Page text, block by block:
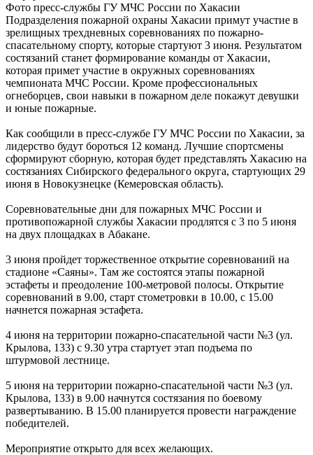
Фото пресс-службы ГУ МЧС России по Хакасии
Подразделения пожарной охраны Хакасии примут участие в
зрелищных трехдневных соревнованиях по пожарно-
спасательному спорту, которые стартуют 3 июня. Результатом
состязаний станет формирование команды от Хакасии,
которая примет участие в окружных соревнованиях
чемпионата МЧС России. Кроме профессиональных
огнеборцев, свои навыки в пожарном деле покажут девушки
и юные пожарные.
Как сообщили в пресс-службе ГУ МЧС России по Хакасии, за
лидерство будут бороться 12 команд. Лучшие спортсмены
сформируют сборную, которая будет представлять Хакасию на
состязаниях Сибирского федерального округа, стартующих 29
июня в Новокузнецке (Кемеровская область).
Соревновательные дни для пожарных МЧС России и
противопожарной службы Хакасии продлятся с 3 по 5 июня
на двух площадках в Абакане.
3 июня пройдет торжественное открытие соревнований на
стадионе «Саяны». Там же состоятся этапы пожарной
эстафеты и преодоление 100-метровой полосы. Открытие
соревнований в 9.00, старт стометровки в 10.00, с 15.00
начнется пожарная эстафета.
4 июня на территории пожарно-спасательной части №3 (ул.
Крылова, 133) с 9.30 утра стартует этап подъема по
штурмовой лестнице.
5 июня на территории пожарно-спасательной части №3 (ул.
Крылова, 133) в 9.00 начнутся состязания по боевому
развертыванию. В 15.00 планируется провести награждение
победителей.
Мероприятие открыто для всех желающих.